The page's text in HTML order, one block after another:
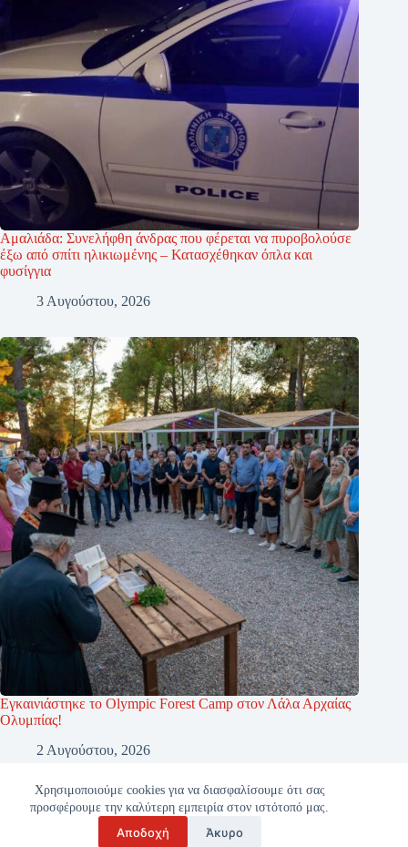
Χρησιμοποιούμε cookies για να διασφαλίσουμε ότι σας
προσφέρουμε την καλύτερη εμπειρία στον ιστότοπό μας.
Αποδοχή Άκυρο
Αμαλιάδα: Συνελήφθη άνδρας που φέρεται να πυροβολούσε
έξω από σπίτι ηλικιωμένης – Κατασχέθηκαν όπλα και
φυσίγγια
3 Αυγούστου, 2026
Εγκαινιάστηκε το Olympic Forest Camp στον Λάλα Αρχαίας
Ολυμπίας!
2 Αυγούστου, 2026